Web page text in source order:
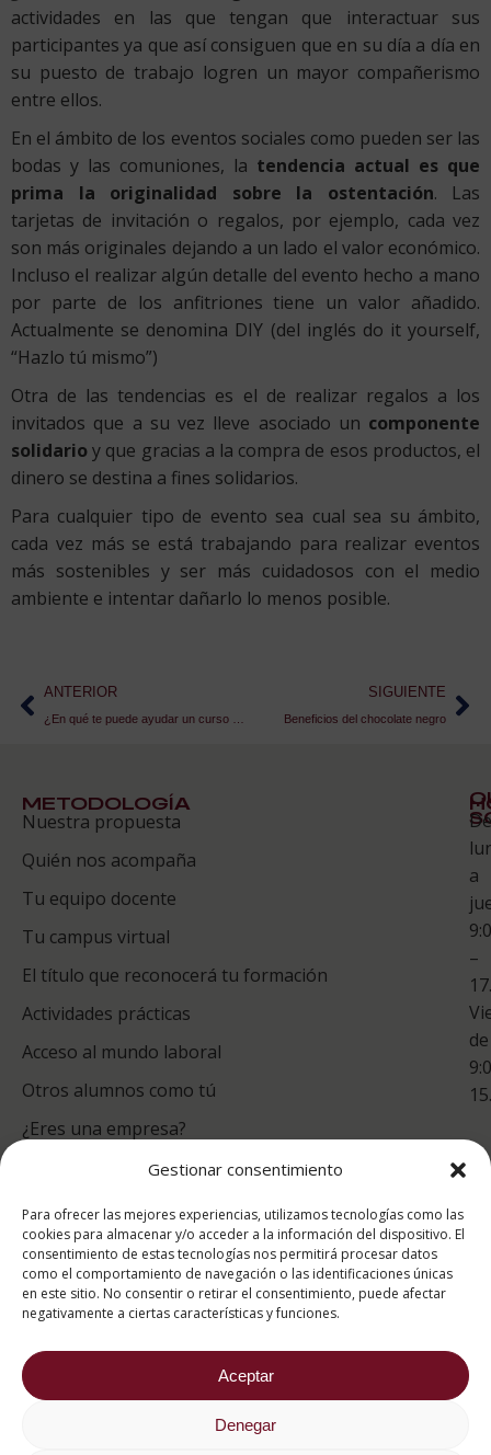
Gestionar consentimiento
Para ofrecer las mejores experiencias, utilizamos tecnologías como las
cookies para almacenar y/o acceder a la información del dispositivo. El
consentimiento de estas tecnologías nos permitirá procesar datos
como el comportamiento de navegación o las identificaciones únicas
en este sitio. No consentir o retirar el consentimiento, puede afectar
negativamente a ciertas características y funciones.
Aceptar
Denegar
actividades en las que tengan que interactuar sus
participantes ya que así consiguen que en su día a día en
su puesto de trabajo logren un mayor compañerismo
entre ellos.
En el ámbito de los eventos sociales como pueden ser las
bodas y las comuniones, la tendencia actual es que
prima la originalidad sobre la ostentación. Las
tarjetas de invitación o regalos, por ejemplo, cada vez
son más originales dejando a un lado el valor económico.
Incluso el realizar algún detalle del evento hecho a mano
por parte de los anfitriones tiene un valor añadido.
Actualmente se denomina DIY (del inglés do it yourself,
“Hazlo tú mismo”)
Otra de las tendencias es el de realizar regalos a los
invitados que a su vez lleve asociado un componente
solidarioy que gracias a la compra de esos productos, el
dinero se destina a fines solidarios.
Para cualquier tipo de evento sea cual sea su ámbito,
cada vez más se está trabajando para realizar eventos
más sostenibles y ser más cuidadosos con el medio
ambiente e intentar dañarlo lo menos posible.
ANTERIOR SIGUIENTE
Beneficios del chocolate negro
METODOLOGÍA
Nuestra propuesta
Quién nos acompaña
Tu equipo docente
Tu campus virtual
El título que reconocerá tu formación
Actividades prácticas
Acceso al mundo laboral
Otros alumnos como tú
¿Eres una empresa?
Te
De
a
–
de
puntuación para ESAH
9.4/10
basado en1331
Valoraciones soportado por
eKomi
2026 ® Estudios Superiores Abiertos de Hostelería